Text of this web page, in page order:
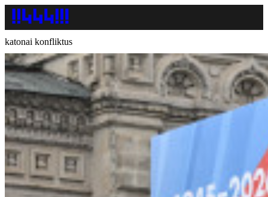
katonai konfliktus